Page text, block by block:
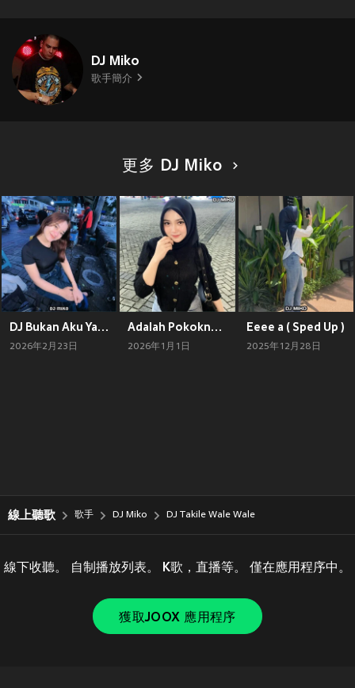
DJ Miko
歌手簡介
更多 DJ Miko
DJ Bukan Aku Yang Mencarimu (Remix)
2026年2月23日
Adalah Pokoknya (Speed Up)
2026年1月1日
Eeee a ( Sped Up )
2025年12月28日
線上聽歌 歌手 DJ Miko DJ Takile Wale Wale
線下收聽。 自制播放列表。 K歌，直播等。 僅在應用程序中。
獲取JOOX 應用程序